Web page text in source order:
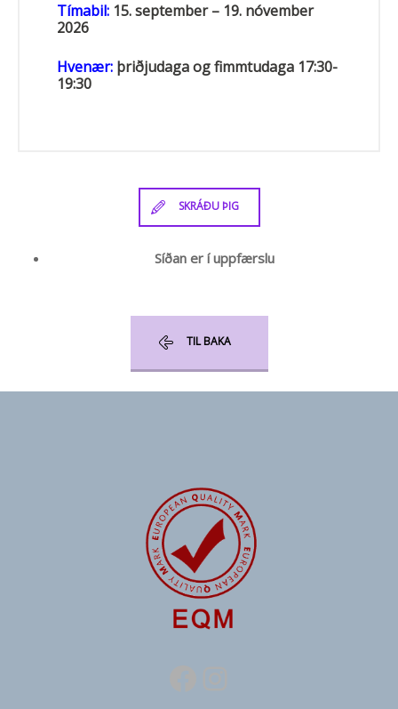
Tímabil: 15. september – 19. nóvember
2026
Hvenær: þriðjudaga og fimmtudaga 17:30-
19:30
SKRÁÐU ÞIG
Síðan er í uppfærslu
TIL BAKA